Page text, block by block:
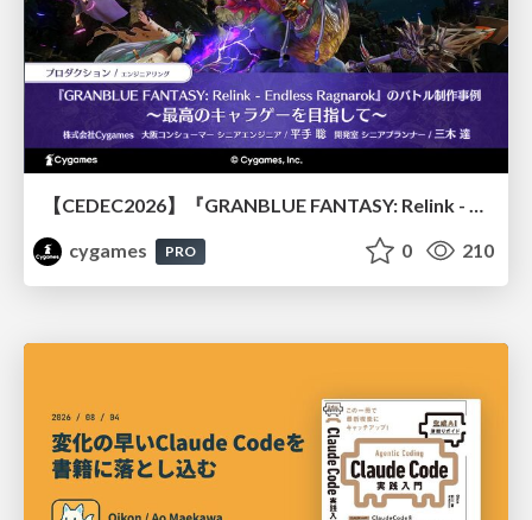
【CEDEC2026】『GRANBLUE FANTASY: Relink - Endless Ragnarok』のバトル制作事例 ～最高のキャラゲーを目指して～
cygames
PRO 0 210